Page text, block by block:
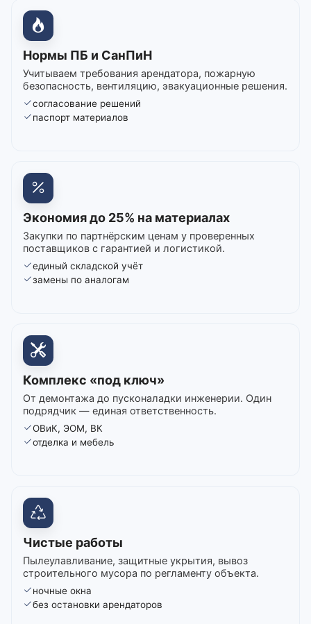
Нормы ПБ и СанПиН
Учитываем требования арендатора, пожарную
безопасность, вентиляцию, эвакуационные решения.
согласование решений
паспорт материалов
Экономия до 25% на материалах
Закупки по партнёрским ценам у проверенных
поставщиков с гарантией и логистикой.
единый складской учёт
замены по аналогам
Комплекс «под ключ»
От демонтажа до пусконаладки инженерии. Один
подрядчик — единая ответственность.
ОВиК, ЭОМ, ВК
отделка и мебель
Чистые работы
Пылеулавливание, защитные укрытия, вывоз
строительного мусора по регламенту объекта.
ночные окна
без остановки арендаторов